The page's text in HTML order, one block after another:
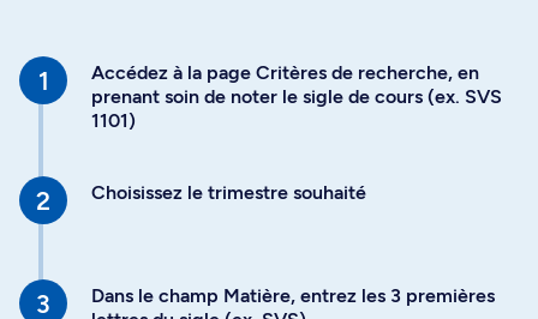
Accédez à la page Critères de recherche, en
prenant soin de noter le sigle de cours (ex. SVS
1101)
Choisissez le trimestre souhaité
Dans le champ Matière, entrez les 3 premières